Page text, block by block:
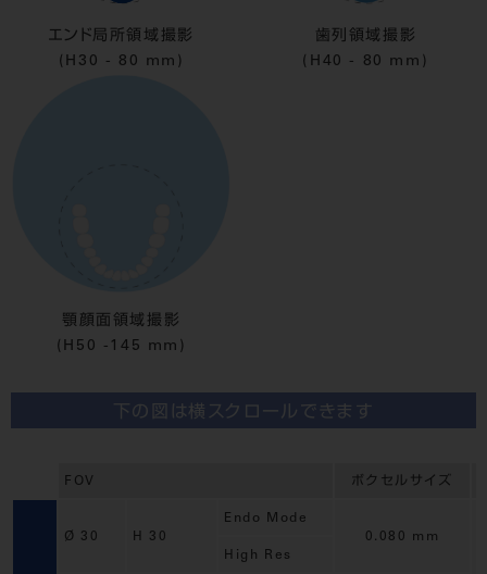
エンド局所領域撮影
(H30 - 80 mm)
歯列領域撮影
(H40 - 80 mm)
顎顔面領域撮影
(H50 -145 mm)
下の図は横スクロールできます
FOV ボクセルサイズ
Ø 30 H 30
Endo Mode
0.080 mm
High Res